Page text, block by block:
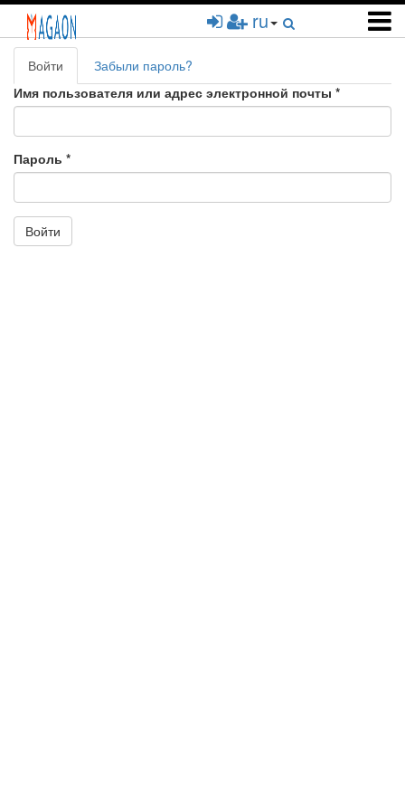
Перейти
основному
содержанию
ru
Главные
вкладки
Войти (активная
вкладка)
Забыли пароль?
Имя пользователя или адрес электронной почты *
Пароль *
Войти